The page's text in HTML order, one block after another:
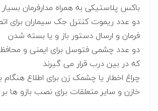
باکس پلاستیکی به همراه مدارفرمان بسیار
دو عدد ریموت کنترل جک سیماران برای
فرمان و ارسال دستور باز و یا بسته شدن
دو عدد چشمی فتوسل برای ایمنی و
که در بین درب قرار می گیرند
چراغ اخطار یا چشمک زن برای اطلاع
خازن و سایر متعلقات برای نصب بازو ها